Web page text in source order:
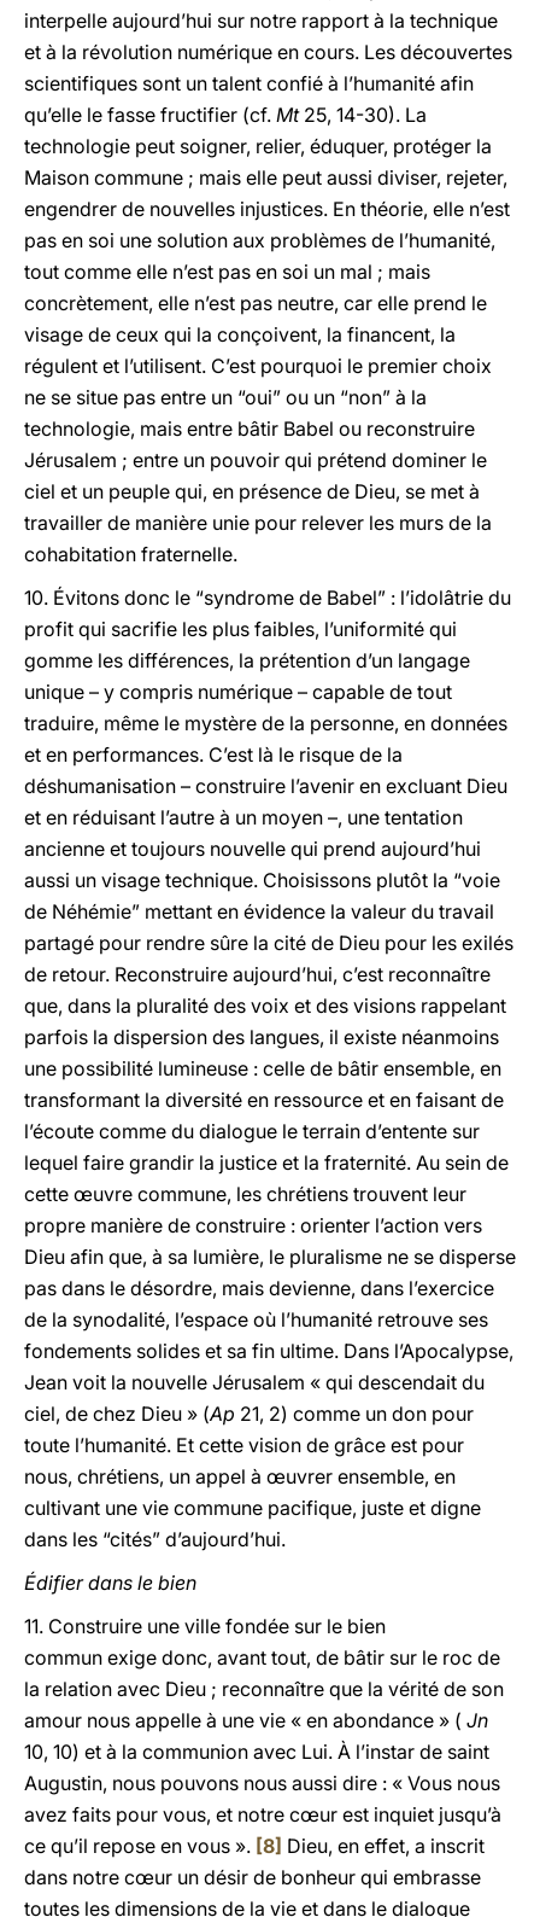
interpelle aujourd’hui sur notre rapport à la technique
et à la révolution numérique en cours. Les découvertes
scientifiques sont un talent confié à l’humanité afin
qu’elle le fasse fructifier (cf. Mt25, 14-30). La
technologie peut soigner, relier, éduquer, protéger la
Maison commune ; mais elle peut aussi diviser, rejeter,
engendrer de nouvelles injustices. En théorie, elle n’est
pas en soi une solution aux problèmes de l’humanité,
tout comme elle n’est pas en soi un mal ; mais
concrètement, elle n’est pas neutre, car elle prend le
visage de ceux qui la conçoivent, la financent, la
régulent et l’utilisent. C’est pourquoi le premier choix
ne se situe pas entre un “oui” ou un “non” à la
technologie, mais entre bâtir Babel ou reconstruire
Jérusalem ; entre un pouvoir qui prétend dominer le
ciel et un peuple qui, en présence de Dieu, se met à
travailler de manière unie pour relever les murs de la
cohabitation fraternelle.
10. Évitons donc le “syndrome de Babel” : l’idolâtrie du
profit qui sacrifie les plus faibles, l’uniformité qui
gomme les différences, la prétention d’un langage
unique – y compris numérique – capable de tout
traduire, même le mystère de la personne, en données
et en performances. C’est là le risque de la
déshumanisation – construire l’avenir en excluant Dieu
et en réduisant l’autre à un moyen –, une tentation
ancienne et toujours nouvelle qui prend aujourd’hui
aussi un visage technique. Choisissons plutôt la “voie
de Néhémie” mettant en évidence la valeur du travail
partagé pour rendre sûre la cité de Dieu pour les exilés
de retour. Reconstruire aujourd’hui, c’est reconnaître
que, dans la pluralité des voix et des visions rappelant
parfois la dispersion des langues, il existe néanmoins
une possibilité lumineuse : celle de bâtir ensemble, en
transformant la diversité en ressource et en faisant de
l’écoute comme du dialogue le terrain d’entente sur
lequel faire grandir la justice et la fraternité. Au sein de
cette œuvre commune, les chrétiens trouvent leur
propre manière de construire : orienter l’action vers
Dieu afin que, à sa lumière, le pluralisme ne se disperse
pas dans le désordre, mais devienne, dans l’exercice
de la synodalité, l’espace où l’humanité retrouve ses
fondements solides et sa fin ultime. Dans l’Apocalypse,
Jean voit la nouvelle Jérusalem « qui descendait du
ciel, de chez Dieu » (Ap 21, 2) comme un don pour
toute l’humanité. Et cette vision de grâce est pour
nous, chrétiens, un appel à œuvrer ensemble, en
cultivant une vie commune pacifique, juste et digne
dans les “cités” d’aujourd’hui.
Édifier dans le bien
11. Construire une ville fondée sur le bien
commun exige donc, avant tout, de bâtir sur le roc de
la relation avec Dieu ; reconnaître que la vérité de son
amour nous appelle à une vie « en abondance » ( Jn
10, 10) et à la communion avec Lui. À l’instar de saint
Augustin, nous pouvons nous aussi dire : « Vous nous
avez faits pour vous, et notre cœur est inquiet jusqu’à
ce qu’il repose en vous ». [8] Dieu, en effet, a inscrit
dans notre cœur un désir de bonheur qui embrasse
toutes les dimensions de la vie et dans le dialogue